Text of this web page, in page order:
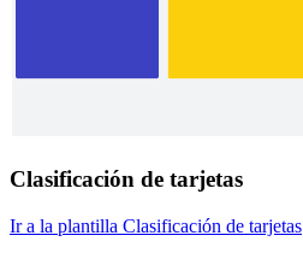
Clasificación de tarjetas
Ir a la plantilla Clasificación de tarjetas